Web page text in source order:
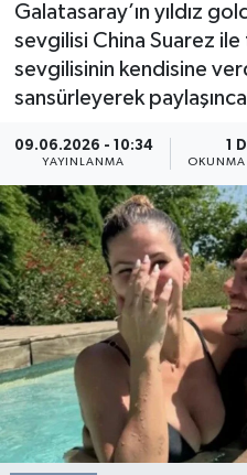
Galatasaray’ın yıldız
sevgilisi China Suarez
sevgilisinin kendisine
sansürleyerek
09.06.2026 - 10:34
YAYINLANMA
1
OKUNMA
Sağlık
Magazin
Resmi Reklam
Röportajlar
Haber Arşivi